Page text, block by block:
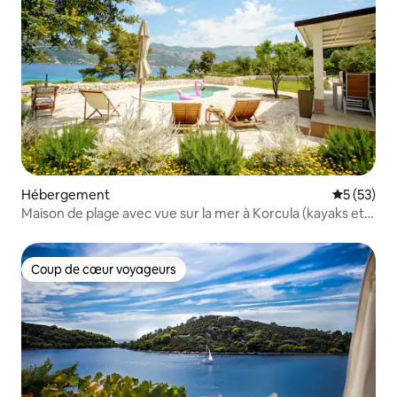
Hébergement
5 (53)
Maison de plage avec vue sur la mer à Korcula (kayaks et
Coup de cœur voyageurs
Coup de cœur voyageurs